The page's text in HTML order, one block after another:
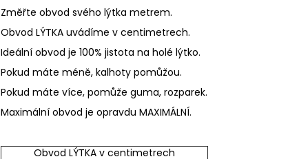
Změřte obvod svého lýtka metrem.
Obvod LÝTKA uvádíme v centimetrech.
Ideální obvod je 100% jistota na holé lýtko.
Pokud máte méně, kalhoty pomůžou.
Pokud máte více, pomůže guma, rozparek.
Maximální obvod je opravdu MAXIMÁLNÍ.
Obvod LÝTKA v centimetrech